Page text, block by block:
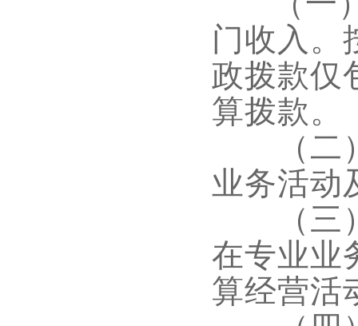
门收入。
政拨款仅
算拨款。
（
业务活动
（
在专业业
算经营活